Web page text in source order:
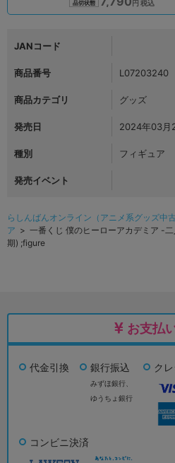
品切状態 円 税込
JANコード
商品番号 L07203240
商品カテゴリ グッズ
発売日 2024年03月
種別 フィギュア
発売イベント
らしんばんオンライン（アニメ系グッズ中
ア > 一番くじ 僕のヒーローアカデミア -
期) ;figure
お支払
代金引換 銀行振込
みずほ銀行、
ゆうちょ銀行
ク
コンビニ決済